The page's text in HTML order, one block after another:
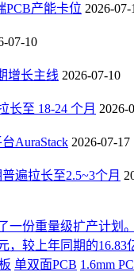
PCB产能卡位 2026-07-
07-10
增长主线 2026-07-10
长至 18-24 个月 2026-
AuraStack 2026-07-17
遍拉长至2.5~3个月
份重量级扩产计划。
较上年同期的16.83
单双面PCB 1.6mm